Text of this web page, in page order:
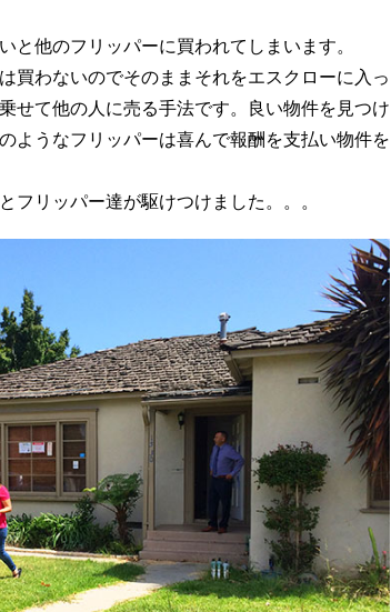
と他のフリッパーに買われてしまいます。
買わないのでそのままそれをエスクローに入っ
せて他の人に売る手法です。良い物件を見つけ
ようなフリッパーは喜んで報酬を支払い物件を
フリッパー達が駆けつけました。。。